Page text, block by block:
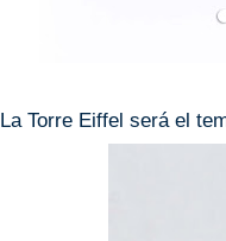
La Torre Eiffel será el